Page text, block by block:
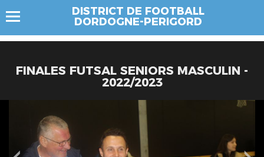
DISTRICT DE FOOTBALL
DORDOGNE-PERIGORD
FINALES FUTSAL SENIORS MASCULIN -
2022/2023